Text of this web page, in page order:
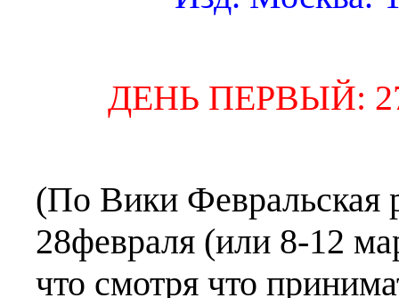
ДЕНЬ ПЕРВЫЙ:
(По Вики Февральская
28февраля (или 8-12
что смотря что